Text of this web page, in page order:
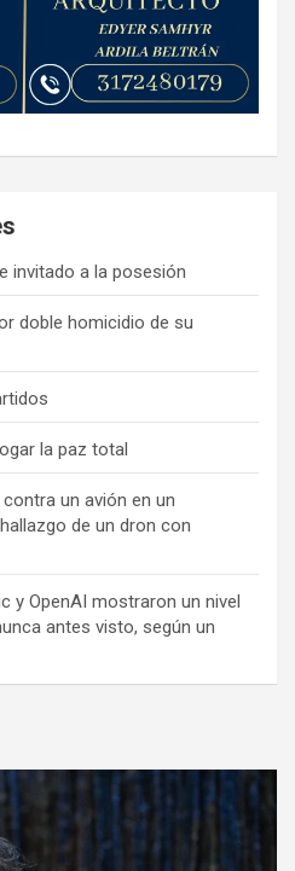
invitado a la posesión
doble homicidio de su
la paz total
un avión en un
de un dron con
y OpenAI mostraron un nivel
antes visto, según un